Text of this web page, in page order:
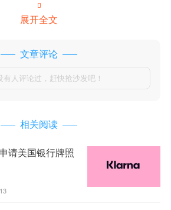

展开全文
文章评论
有人评论过，赶快抢沙发吧！
相关阅读
请美国银行牌照